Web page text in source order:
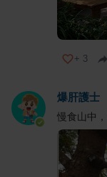
+ 3
爆肝護士
慢食山中，